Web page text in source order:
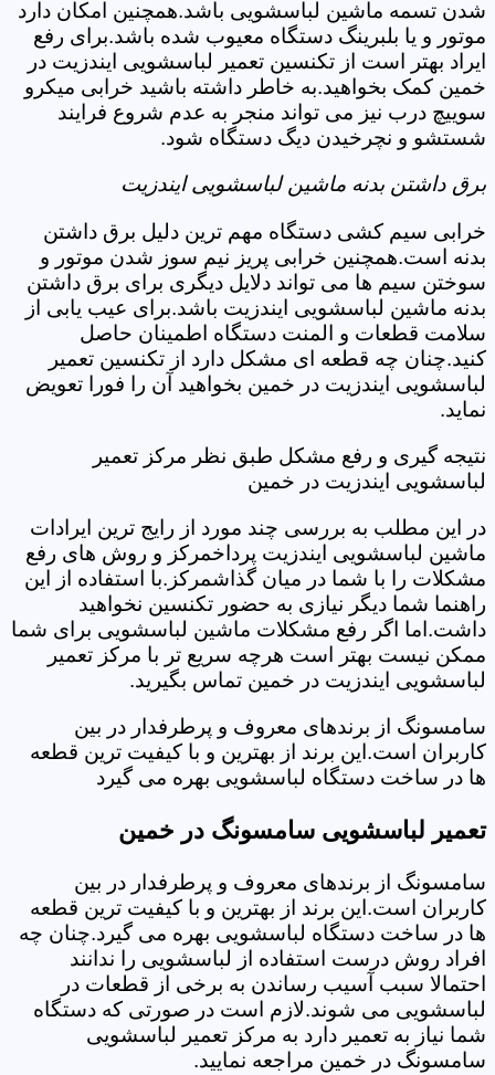
شدن تسمه ماشین لباسشویی باشد.همچنین امکان دارد
موتور و یا بلبرینگ دستگاه معیوب شده باشد.برای رفع
ایراد بهتر است از تکنسین تعمیر لباسشویی ایندزیت در
خمین کمک بخواهید.به خاطر داشته باشید خرابی میکرو
سوییچ درب نیز می تواند منجر به عدم شروع فرایند
شستشو و نچرخیدن دیگ دستگاه شود.
برق داشتن بدنه ماشین لباسشویی ایندزیت
خرابی سیم کشی دستگاه مهم ترین دلیل برق داشتن
بدنه است.همچنین خرابی پریز نیم سوز شدن موتور و
سوختن سیم ها می تواند دلایل دیگری برای برق داشتن
بدنه ماشین لباسشویی ایندزیت باشد.برای عیب یابی از
سلامت قطعات و المنت دستگاه اطمینان حاصل
کنید.چنان چه قطعه ای مشکل دارد از تکنسین تعمیر
لباسشویی ایندزیت در خمین بخواهید آن را فورا تعویض
نماید.
نتیجه گیری و رفع مشکل طبق نظر مرکز تعمیر
لباسشویی ایندزیت در خمین
در این مطلب به بررسی چند مورد از رایج ترین ایرادات
ماشین لباسشویی ایندزیت پرداخمرکز و روش های رفع
مشکلات را با شما در میان گذاشمرکز.با استفاده از این
راهنما شما دیگر نیازی به حضور تکنسین نخواهید
داشت.اما اگر رفع مشکلات ماشین لباسشویی برای شما
ممکن نیست بهتر است هرچه سریع تر با مرکز تعمیر
لباسشویی ایندزیت در خمین تماس بگیرید.
سامسونگ از برندهای معروف و پرطرفدار در بین
کاربران است.این برند از بهترین و با کیفیت ترین قطعه
ها در ساخت دستگاه لباسشویی بهره می گیرد
تعمیر لباسشویی سامسونگ در خمین
سامسونگ از برندهای معروف و پرطرفدار در بین
کاربران است.این برند از بهترین و با کیفیت ترین قطعه
ها در ساخت دستگاه لباسشویی بهره می گیرد.چنان چه
افراد روش درست استفاده از لباسشویی را ندانند
احتمالا سبب آسیب رساندن به برخی از قطعات در
لباسشویی می شوند.لازم است در صورتی که دستگاه
شما نیاز به تعمیر دارد به مرکز تعمیر لباسشویی
سامسونگ در خمین مراجعه نمایید.